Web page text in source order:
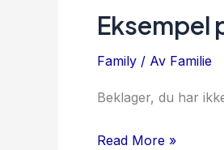
Eksempel
Family / Av Familie
Beklager, du har
Read More »